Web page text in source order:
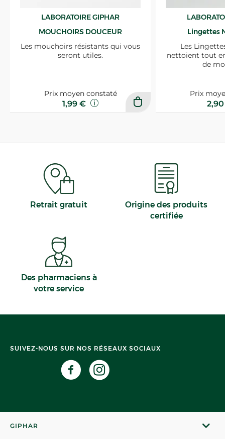
LABORATOIRE GIPHAR
MOUCHOIRS DOUCEUR
Les mouchoirs résistants qui vous
seront utiles.
Prix moyen constaté
1,99 €
Lingettes
Les
nettoient tout
de
Prix
Retrait gratuit
Origine des produits
certifiée
Des pharmaciens à
votre service
SUIVEZ-NOUS SUR NOS RÉSEAUX SOCIAUX
GIPHAR